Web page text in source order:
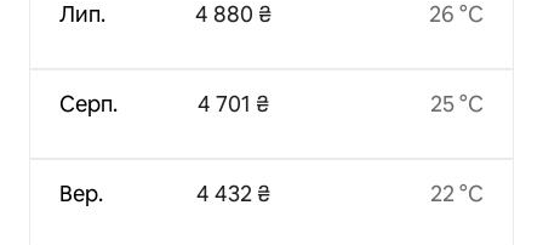
Лип.
Серп.
Вер.
4 880 ₴
4 701 ₴
4 432 ₴
26 °C
25 °C
22 °C